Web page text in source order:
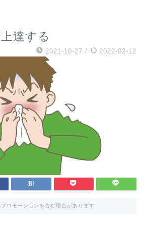
達する
2021-10-27 / 2022-02-12
ロモーションを含む場合があります